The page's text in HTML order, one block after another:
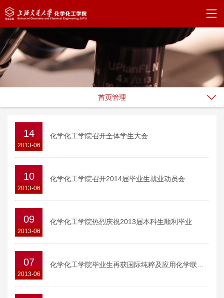
首页管理
14
2013-06
化学化工学院召开全体学生大会
10
2013-06
化学化工学院召开2014届毕业生就业动员会
09
2013-06
化学化工学院热烈庆祝2013届本科生顺利毕业
07
2013-06